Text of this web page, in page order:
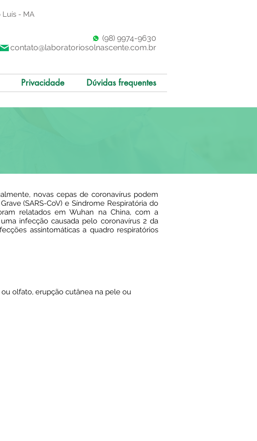
Luís - MA
(98) 9974-9630
contato@laboratoriosolnascente.com.br
Privacidade Dúvidas frequentes
novas cepas de coronavírus podem
(SARS-CoV) e Síndrome Respiratória do
relatados em Wuhan na China, com a
infecção causada pelo coronavírus 2 da
assintomáticas a quadro respiratórios
olfato, erupção cutânea na pele ou